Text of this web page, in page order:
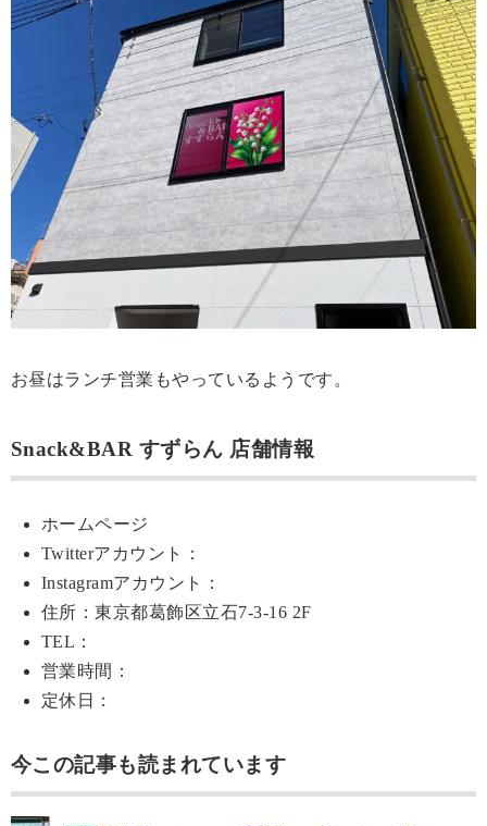
お昼はランチ営業もやっているようです。
Snack&BAR すずらん 店舗情報
ホームページ
Twitterアカウント：
Instagramアカウント：
住所：東京都葛飾区立石7-3-16 2F
TEL：
営業時間：
定休日：
今この記事も読まれています